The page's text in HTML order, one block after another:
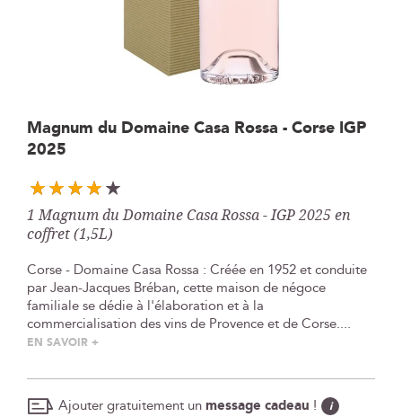
Skip
to
the
beginning
of
the
images
Magnum du Domaine Casa Rossa - Corse IGP
2025
1 Magnum du Domaine Casa Rossa - IGP 2025 en
coffret (1,5L)
Corse - Domaine Casa Rossa : Créée en 1952 et conduite
par Jean-Jacques Bréban, cette maison de négoce
familiale se dédie à l'élaboration et à la
commercialisation des vins de Provence et de Corse....
EN SAVOIR +
Ajouter gratuitement unmessage cadeau ! i